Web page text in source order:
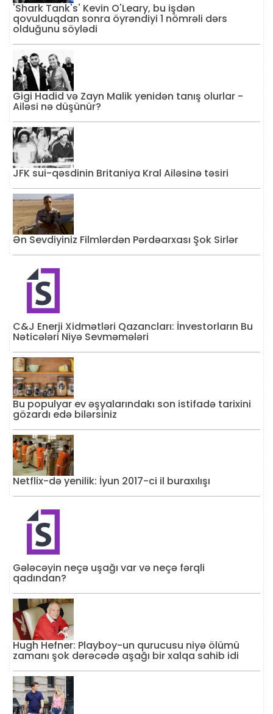
'Shark Tank's' Kevin O'Leary, bu işdən
qovulduqdan sonra öyrəndiyi 1 nömrəli dərs
olduğunu söylədi
Gigi Hadid və Zayn Malik yenidən tanış olurlar -
Ailəsi nə düşünür?
JFK sui-qəsdinin Britaniya Kral Ailəsinə təsiri
Ən Sevdiyiniz Filmlərdən Pərdəarxası Şok Sirlər
C&J Enerji Xidmətləri Qazancları: İnvestorların Bu
Nəticələri Niyə Sevməmələri
Bu populyar ev əşyalarındakı son istifadə tarixini
gözardı edə bilərsiniz
Netflix-də yenilik: İyun 2017-ci il buraxılışı
Gələcəyin neçə uşağı var və neçə fərqli
qadından?
Hugh Hefner: Playboy-un qurucusu niyə ölümü
zamanı şok dərəcədə aşağı bir xalqa sahib idi